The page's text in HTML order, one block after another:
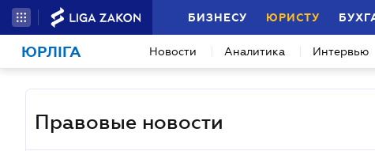
БИЗНЕСУ ЮРИСТУ
ЮРЛІГА Новости Аналитика Интервью
Правовые новости